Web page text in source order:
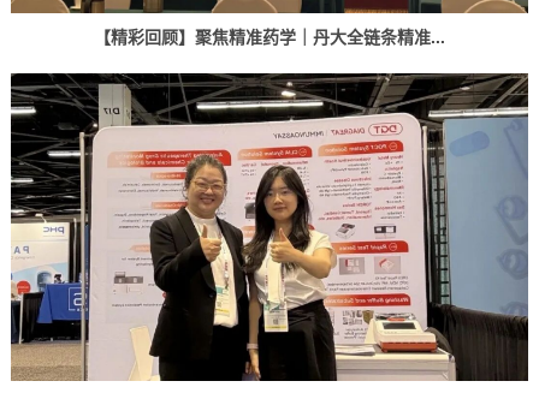
【精彩回顾】聚焦精准药学｜丹大全链条精准...